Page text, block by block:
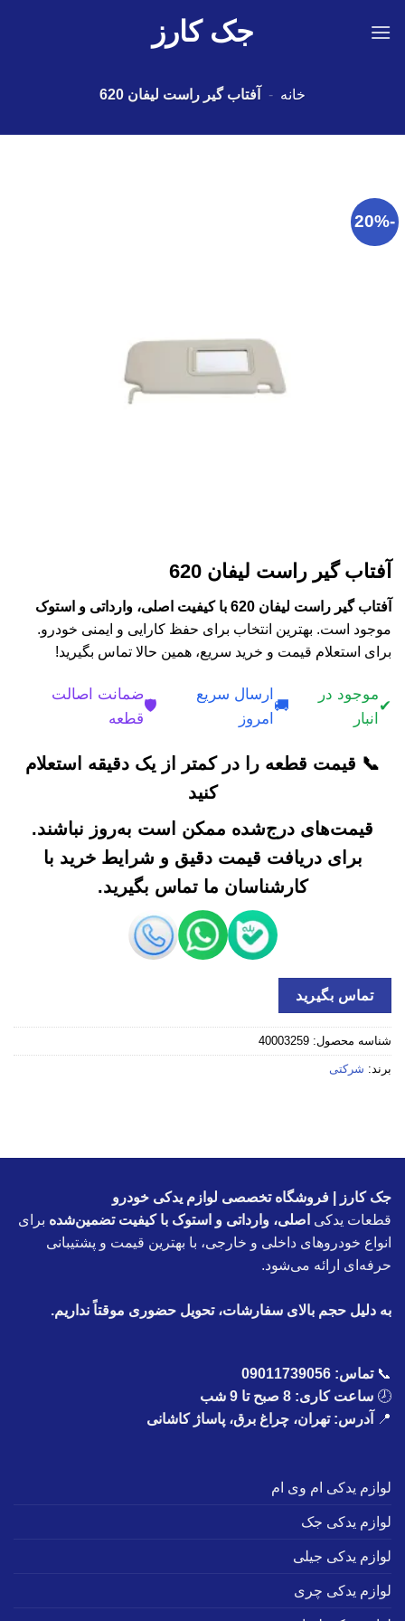
جک کارز
خانه - آفتاب گیر راست لیفان 620
-20%
آفتاب گیر راست لیفان 620
آفتاب گیر راست لیفان 620 با کیفیت اصلی، وارداتی و استوک
موجود است. بهترین انتخاب برای حفظ کارایی و ایمنی خودرو.
برای استعلام قیمت و خرید سریع، همین حالا تماس بگیرید!
✔
موجود در
انبار
🚚
ارسال سریع
امروز
🛡️
ضمانت اصالت
قطعه
📞 قیمت قطعه را در کمتر از یک دقیقه استعلام
کنید
قیمت‌های درج‌شده ممکن است به‌روز نباشند.
برای دریافت قیمت دقیق و شرایط خرید با
کارشناسان ما تماس بگیرید.
تماس بگیرید
شناسه محصول: 40003259
برند: شرکتی
جک کارز | فروشگاه تخصصی لوازم یدکی خودرو
قطعات یدکی اصلی، وارداتی و استوک با کیفیت تضمین‌شده برای
انواع خودروهای داخلی و خارجی، با بهترین قیمت و پشتیبانی
حرفه‌ای ارائه می‌شود.
به دلیل حجم بالای سفارشات، تحویل حضوری موقتاً نداریم.
📞تماس: 09011739056
🕗 ساعت کاری: 8 صبح تا 9 شب
📍
آدرس: تهران، چراغ برق، پاساژ کاشانی
لوازم یدکی ام وی ام
لوازم یدکی جک
لوازم یدکی جیلی
لوازم یدکی چری